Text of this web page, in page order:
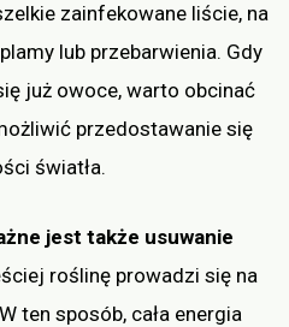
zainfekowane liście, na
lub przebarwienia. Gdy
już owoce, warto obcinać
przedostawanie się
światła.
jest także usuwanie
roślinę prowadzi się na
ten sposób, cała energia